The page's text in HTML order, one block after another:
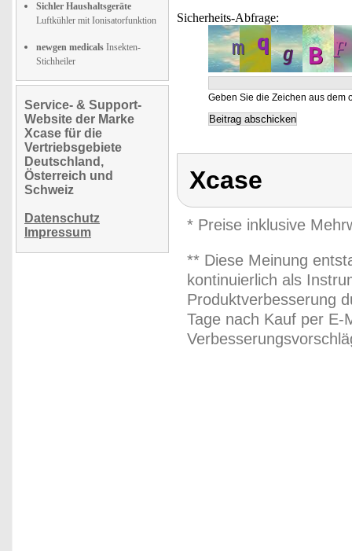
Sichler Haushaltsgeräte
Luftkühler mit Ionisatorfunktion
newgen medicals Insekten-
Stichheiler
Service- & Support-
Website der Marke
Xcase für die
Vertriebsgebiete
Deutschland,
Österreich und
Schweiz
Datenschutz
Impressum
Sicherheits-Abfrage:
Geben Sie die Zeichen aus dem
Xcase
* Preise inklusive
** Diese Meinung
kontinuierlich als
Produktverbesserung
Tage nach Kauf per E-